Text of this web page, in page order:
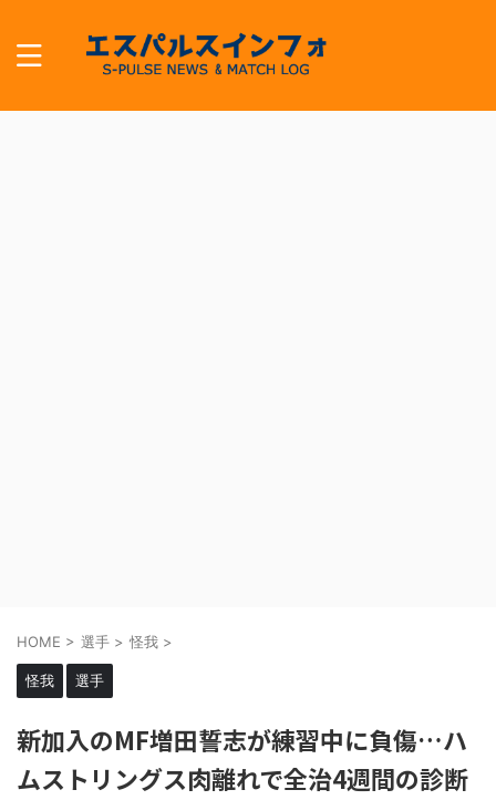
HOME > 選手 > 怪我 >
怪我 選手
新加入のMF増田誓志が練習中に負傷…ハ
ムストリングス肉離れで全治4週間の診断